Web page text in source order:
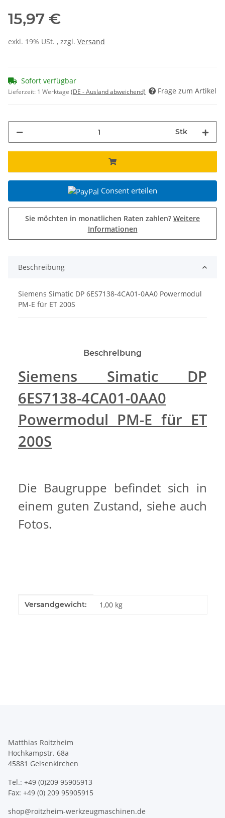
15,97 €
exkl. 19% USt. , zzgl. Versand
Sofort verfügbar
Lieferzeit: 1 Werktage (DE - Ausland abweichend) Frage zum Artikel
Stk
Consent erteilen
Sie möchten in monatlichen Raten zahlen? Weitere
Informationen
Beschreibung
Siemens Simatic DP 6ES7138-4CA01-0AA0 Powermodul
PM-E für ET 200S
Beschreibung
Siemens Simatic DP
6ES7138-4CA01-0AA0
Powermodul PM-E für ET
200S
Die Baugruppe befindet sich in
einem guten Zustand, siehe auch
Fotos.
Produkteigenschaft
Wert
Versandgewicht: 1,00 kg
Matthias Roitzheim
Hochkampstr. 68a
45881 Gelsenkirchen
Tel.: +49 (0)209 95905913
Fax: +49 (0) 209 95905915
shop@roitzheim-werkzeugmaschinen.de